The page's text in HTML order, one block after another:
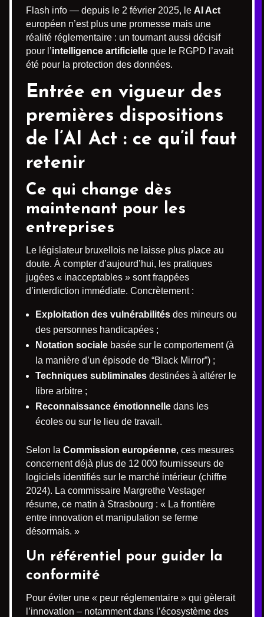
Flash info — depuis le 2 février 2025, le AI Act
européen n’est plus une promesse mais une
réalité réglementaire : un tournant aussi décisif
pour l’intelligence artificielle que le RGPD l’avait
été pour la protection des données.
Entrée en vigueur des
premières dispositions
de l’AI Act : ce qu’il faut
retenir
Ce qui change dès
maintenant pour les
entreprises
Le législateur bruxellois ne laisse plus place au
doute. À compter d’aujourd’hui, les pratiques
jugées « inacceptables » sont frappées
d’interdiction immédiate. Concrètement :
Exploitation des vulnérabilités des mineurs ou
des personnes handicapées ;
Notation sociale basée sur le comportement (à
la manière d’un épisode de “Black Mirror”) ;
Techniques subliminales destinées à altérer le
libre arbitre ;
Reconnaissance émotionnelle dans les
écoles ou sur le lieu de travail.
Selon la Commission européenne, ces mesures
concernent déjà plus de 12 000 fournisseurs de
logiciels identifiés sur le marché intérieur (chiffre
2024). La commissaire Margrethe Vestager
résume, ce matin à Strasbourg : « La frontière
entre innovation et manipulation se ferme
désormais. »
Un référentiel pour guider la
conformité
Pour éviter une « peur réglementaire » qui gèlerait
l’innovation – notamment dans l’écosystème des